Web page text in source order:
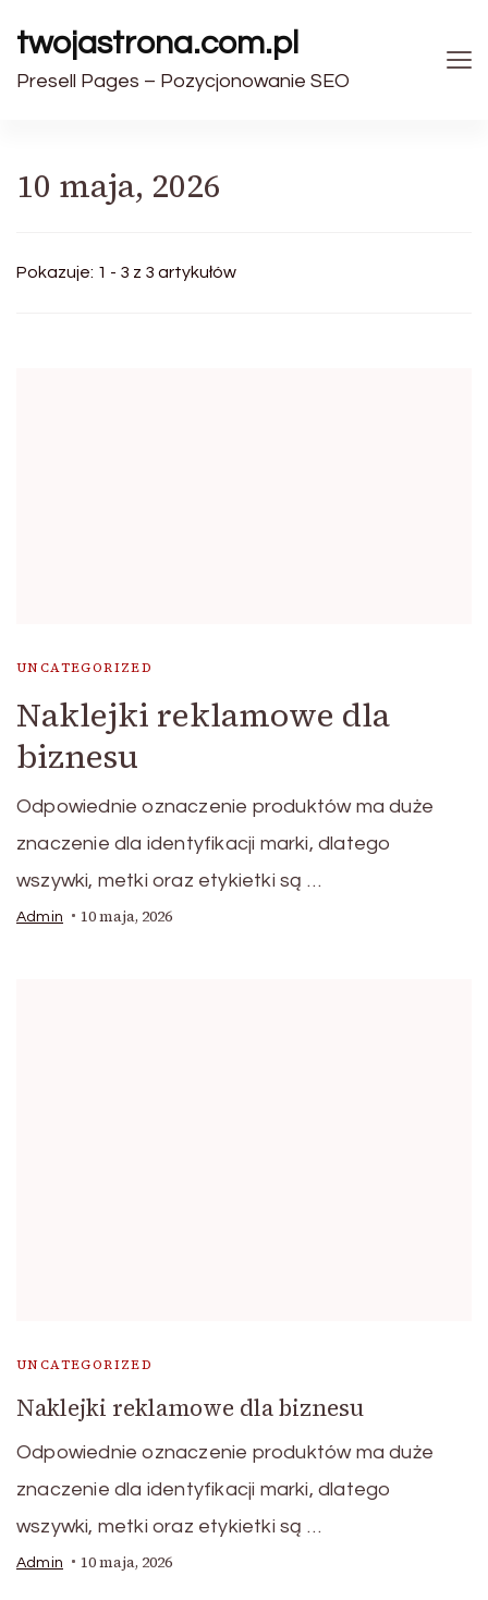
twojastrona.com.pl
Presell Pages – Pozycjonowanie SEO
10 maja, 2026
Pokazuje: 1 - 3 z 3 artykułów
UNCATEGORIZED
Naklejki reklamowe dla
biznesu
Odpowiednie oznaczenie produktów ma duże
znaczenie dla identyfikacji marki, dlatego
wszywki, metki oraz etykietki są …
Admin 10 maja, 2026
UNCATEGORIZED
Naklejki reklamowe dla biznesu
Odpowiednie oznaczenie produktów ma duże
znaczenie dla identyfikacji marki, dlatego
wszywki, metki oraz etykietki są …
Admin 10 maja, 2026